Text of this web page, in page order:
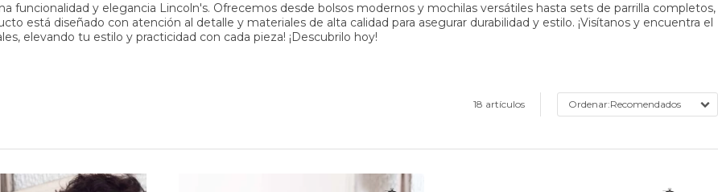
funcionalidad y elegancia Lincoln's. Ofrecemos desde bolsos modernos y mochilas versátiles hasta sets de parrilla completos,
está diseñado con atención al detalle y materiales de alta calidad para asegurar durabilidad y estilo. ¡Visítanos y encuentra el
elevando tu estilo y practicidad con cada pieza! ¡Descubrilo hoy!
18 artículos Recomendados